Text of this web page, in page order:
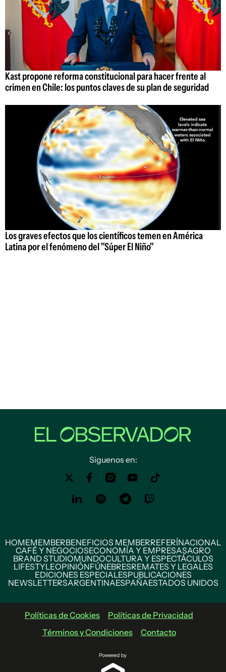
Kast propone reforma constitucional para hacer frente al
crimen en Chile: los puntos claves de su plan de seguridad
Los graves efectos que los científicos temen en América
Latina por el fenómeno del "Súper El Niño"
Siguenos en:
HOMEMEMBERBENEFICIOS MEMBERREFERÍNACIONAL
CAFÉ Y NEGOCIOSECONOMÍA Y EMPRESASAGRO
BRAND STUDIOMUNDOCULTURA Y ESPECTÁCULOS
LIFESTYLEOPINIÓNFÚNEBRESREMATES Y LEGALES
EDICIONES ESPECIALESPUBLICACIONES
NEWSLETTERSARGENTINAESPAÑAESTADOS UNIDOS
Políticas de Cookies
Políticas de Privacidad
Términos y Condiciones
Contacto